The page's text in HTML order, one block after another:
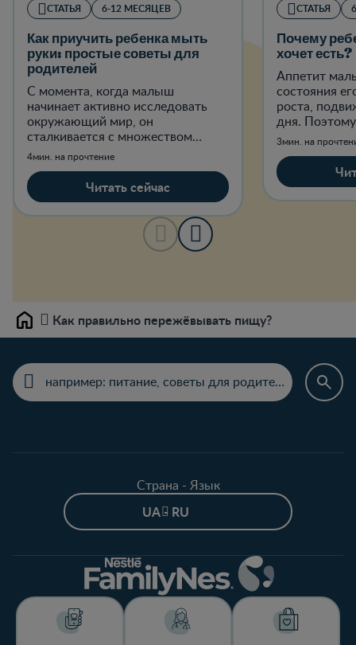
СТАТЬЯ 6-12 МЕСЯЦЕВ
Как приучить ребенка мыть
руки: простые советы для
родителей
С момента, когда малыш
начинает активно исследовать
окружающий мир, он
сталкивается с множеством
потенциальных источников
инфекций.
4мин. на прочтение
Читать сейчас
СТАТЬЯ
Почему
хочет есть?
Аппетит
состояния
роста,
дня.
паниковать,
на самом
3мин. на
Home Как правильно пережёвывать пищу?
Страна - Язык
UA - RU